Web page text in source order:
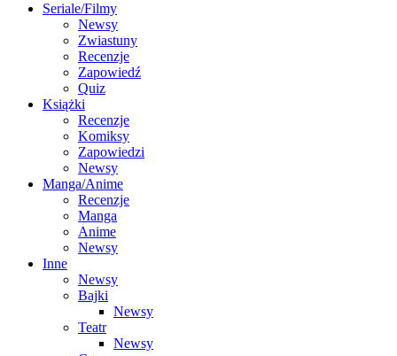
Seriale/Filmy
Newsy
Zwiastuny
Recenzje
Zapowiedź
Quiz
Książki
Recenzje
Komiksy
Zapowiedzi
Newsy
Manga/Anime
Recenzje
Manga
Anime
Newsy
Inne
Newsy
Bajki
Newsy
Teatr
Newsy